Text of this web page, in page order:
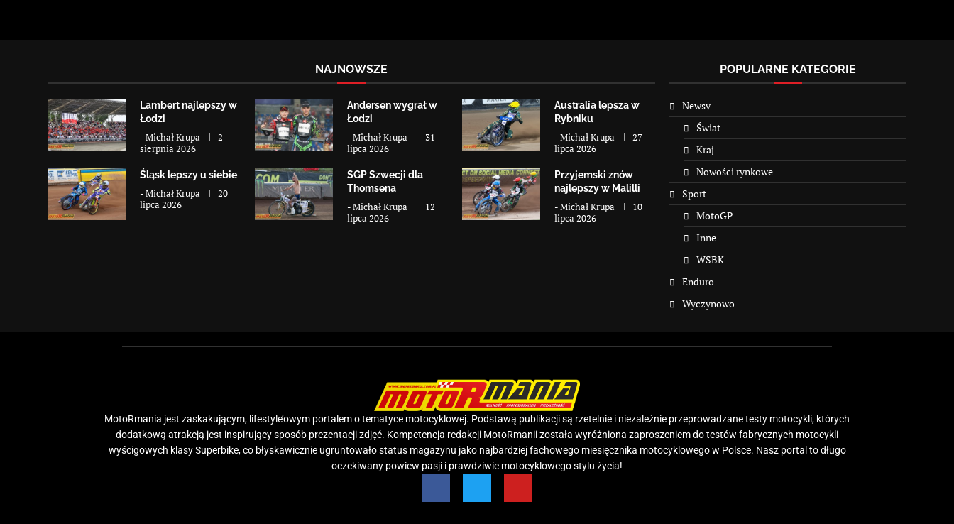
NAJNOWSZE
Lambert najlepszy w
Łodzi
-Michał Krupa
2
sierpnia 2026
Andersen wygrał w
Łodzi
-Michał Krupa
31
lipca 2026
Australia lepsza w
Rybniku
-Michał Krupa
27
lipca 2026
Śląsk lepszy u siebie
-Michał Krupa
20
lipca 2026
SGP Szwecji dla
Thomsena
-Michał Krupa
12
lipca 2026
Przyjemski znów
najlepszy w Malilli
-Michał Krupa
10
lipca 2026
POPULARNE KATEGORIE
Newsy
Świat
Kraj
Nowości rynkowe
Sport
MotoGP
Inne
WSBK
Enduro
Wyczynowo
MotoRmania jest zaskakującym, lifestyle’owym portalem o tematyce motocyklowej. Podstawą publikacji są rzetelnie i niezależnie przeprowadzane testy motocykli, których
dodatkową atrakcją jest inspirujący sposób prezentacji zdjęć. Kompetencja redakcji MotoRmanii została wyróżniona zaproszeniem do testów fabrycznych motocykli
wyścigowych klasy Superbike, co błyskawicznie ugruntowało status magazynu jako najbardziej fachowego miesięcznika motocyklowego w Polsce. Nasz portal to długo
oczekiwany powiew pasji i prawdziwie motocyklowego stylu życia!